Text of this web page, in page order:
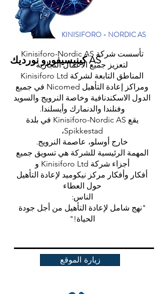
KINISIFORO - NORDIC AS
تأسست شركة Kinisiforo-Nordic AS
لتعزيز جميع الأعمال التجارية
المناطق التابعة لشركة Kinisiforo Ltd
ومراكز إعادة التأهيل Nicomed في جميع
الدول الاسكندنافية وخاصة النرويج والسويد
وفنلندا والدنمارك وأيسلندا.
يقع Kinisiforo-Nordic AS في بلدة
Spikkestad،
خارج أوسلو، عاصمة النرويج.
المهمة الرئيسية للشركة هي تسويق جميع
أجزاء شركة Kinisiforo Ltd و
أفكار وأفكار مركز نيكوميد لإعادة التأهيل
حول العطاء
الناس:
"نهج شامل لإعادة التأهيل من أجل جودة
الحياة!"
كينيسيفورو نورديك AS
زيارة الموقع